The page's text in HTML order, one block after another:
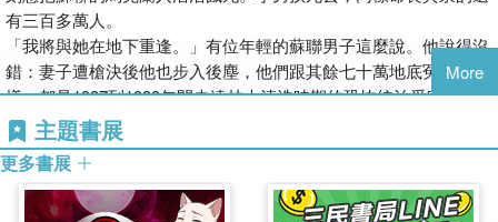
年代發生在東歐土地上的各種屠殺事件融於一爐，首次以淺顯
易懂、有脈絡的方式，講述近代東歐這段慘痛歷史，以及血色
大地上這些人的故事。史奈德不僅生動描繪龐大受害者的面
貌，也細數納粹與蘇聯政權加害者的政策，探討暴行背後的動
◆填補東歐歷史的空白：10種語言．16處檔案．首次完整呈現
我們為何沒有聽過「血色大地」的歷史？二次世界大戰以來，
絕大部分的東歐地區都籠罩在蘇聯共產政權的鐵幕之下。因此
對於納粹與共產的實際暴行，歷史學家與政治理論家長期都難
本書填補了我們對於左派極權者「史達林」殺戮行為的陌生認知，
也深化我們對於右派極權者「希特勒」針對特定族群屠殺行動的瞭
解：這兩位歷史人物共同把廣大的東歐地理空間當成屠宰場。不是
史奈德突然讓東歐成為「血色大地」，是我們長期對這段歷史完全
無知，不知道這裡曾是駭人的命案現場。不要怪《血色大地》全書
頁頁都是腥臭味，因為這就是歷史真相散發的真實味道。捏緊鼻
子，也應該把全書讀完。
──伍碧雯，臺北大學歷史學系副教授
話語權的人，越來越常在人們不知情的狀況下先做好了比較，再把
這種比較變成禁忌。雖然本書的核心並非比較，但比較卻是審慎學
術研究的常態。如果比較變成一種禁忌，社會就會陷入自我審查跟
思想箝制。
禁忌的力量不外乎來自於重複灌輸，「不能比較」也不例外。在
2010年代初以前，俄國官方對待文化記憶的態度，就是「不要比
較」。俄國的這種禁忌，讓德國的罪行變得不可質疑，讓蘇聯的罪
行變得無足輕重，更讓普丁政權在政治上無往不利，開始盡其所能
致謝
附錄一 數值與用語
譯名對照表
參考書目
有三百多萬人。
「我將與她在地下重逢。」有位年輕的蘇聯男子這麼說。他說得沒
錯：妻子遭槍決後他也步入後塵，他們跟其餘七十萬地底冤魂一
樣，都是1937到1938年間史達林大清洗時期的恐怖統治受害者。
「他們要我交出結婚戒指，那戒指是我……」一位波蘭軍官在1940
年寫的日記到這裡就中斷了，隨後就遭到蘇聯祕密警察處決。二次
大戰剛爆發之際，俄、德共同占領波蘭期間，跟他一樣慘遭蘇聯或
納粹政府槍斃的該國公民大約有二十萬。
More
主題書展
更多書展